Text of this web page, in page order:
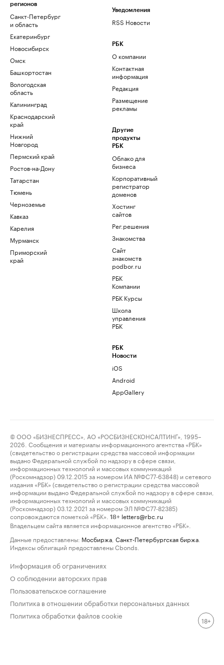
регионов
Санкт-Петербург
и область
Екатеринбург
Новосибирск
Омск
Башкортостан
Вологодская
область
Калининград
Краснодарский
край
Нижний
Новгород
Пермский край
Ростов-на-Дону
Татарстан
Тюмень
Черноземье
Кавказ
Карелия
Мурманск
Приморский
край
Уведомления
RSS Новости
РБК
О компании
Контактная
информация
Редакция
Размещение
рекламы
Другие
продукты
РБК
Облако для
бизнеса
Корпоративный
регистратор
доменов
Хостинг
сайтов
Рег.решения
Знакомства
Сайт
знакомств
podbor.ru
РБК
Компании
РБК Курсы
Школа
управления
РБК
РБК
Новости
iOS
Android
AppGallery
© ООО «БИЗНЕСПРЕСС», АО «РОСБИЗНЕСКОНСАЛТИНГ», 1995–
2026. Сообщения и материалы информационного агентства «РБК»
(свидетельство о регистрации средства массовой информации
выдано Федеральной службой по надзору в сфере связи,
информационных технологий и массовых коммуникаций
(Роскомнадзор) 09.12.2015 за номером ИА №ФС77-63848) и сетевого
издания «РБК» (свидетельство о регистрации средства массовой
информации выдано Федеральной службой по надзору в сфере связи,
информационных технологий и массовых коммуникаций
(Роскомнадзор) 03.12.2021 за номером ЭЛ №ФС77-82385)
сопровождаются пометкой «РБК».
18+ letters@rbc.ru
Владельцем сайта является информационное агентство «РБК».
Данные предоставлены: Мосбиржа Санкт-Петербургская биржа
Индексы облигаций предоставлены Cbonds.
Информация об ограничениях
О соблюдении авторских прав
Пользовательское соглашение
Политика в отношении обработки персональных данных
Политика обработки файлов cookie
18+